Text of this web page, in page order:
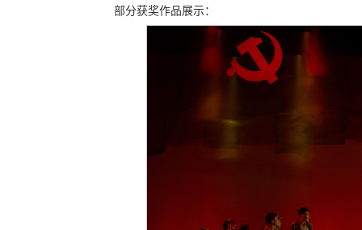
部分获奖作品展示：